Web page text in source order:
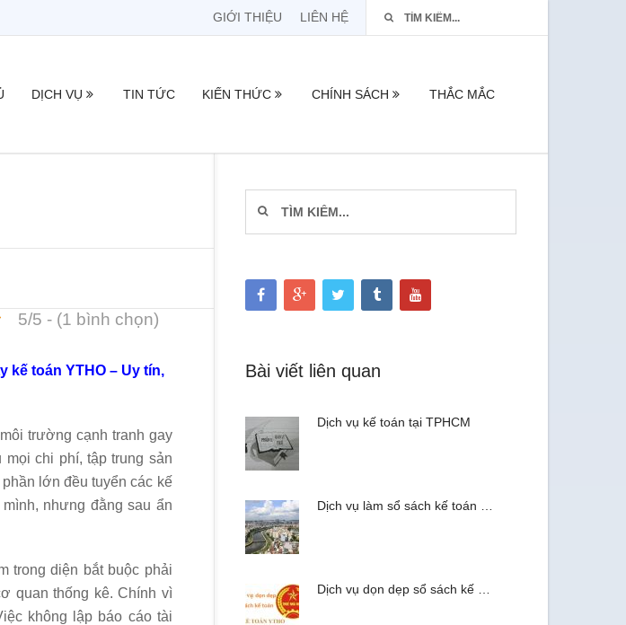
GIỚI THIỆU LIÊN HỆ
DỊCH VỤ TIN TỨC KIẾN THỨC CHÍNH SÁCH THẮC MẮC
5/5 - (1 bình chọn)
kế toán YTHO – Uy tín,
trường cạnh tranh gay
mọi chi phí, tập trung sản
lớn đều tuyển các kế
nhưng đằng sau ẩn
trong diện bắt buộc phải
quan thống kê. Chính vì
không lập báo cáo tài
Bài viết liên quan
Dịch vụ kế toán tại TPHCM
Dịch vụ làm sổ sách kế toán …
Dịch vụ dọn dẹp sổ sách kế …